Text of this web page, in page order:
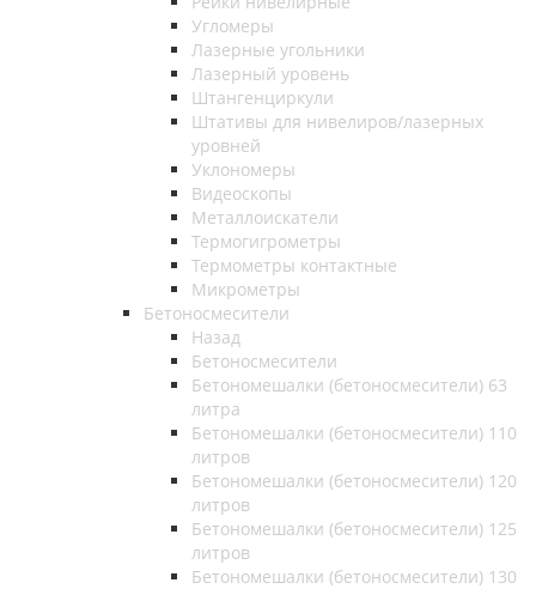
Угломеры
Лазерные угольники
Лазерный уровень
Штангенциркули
Штативы для нивелиров/лазерных
уровней
Уклономеры
Видеоскопы
Металлоискатели
Термогигрометры
Термометры контактные
Микрометры
Бетоносмесители
Назад
Бетоносмесители
Бетономешалки (бетоносмесители) 63
литра
Бетономешалки (бетоносмесители) 110
литров
Бетономешалки (бетоносмесители) 120
литров
Бетономешалки (бетоносмесители) 125
литров
Бетономешалки (бетоносмесители) 130